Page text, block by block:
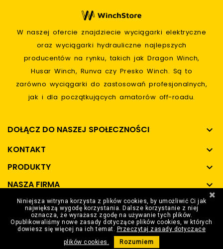
W naszej ofercie znajdziecie wyciągarki elektryczne
oraz wyciągarki hydrauliczne najlepszych
producentów na rynku, takich jak Dragon Winch,
Husar Winch, Runva czy Presko Winch. Są to
zarówno wyciągarki do zastosowań profesjonalnych,
jak i dla początkujących amatorów off-roadu.
DOŁĄCZ DO NASZEJ SPOŁECZNOŚCI 
KONTAKT 
PRODUKTY 
NASZA FIRMA 
SPOSOBY PŁATNOŚCI 
© 2026 - WinchStore.pl Wszystkie prawa zastrzeżone
Niniejsza witryna korzysta z plików cookies, by umożliwić Ci jak
największą wygodę korzystania. Dalsze korzystanie z niej
oznacza, że wyrażasz zgodę na używanie tych plików.
Opublikowaliśmy nowe zasady dotyczące plików cookies, w których
dowiesz się więcej na ich temat. Przeczytaj zasady dotyczące
plików cookies.
Rozumiem